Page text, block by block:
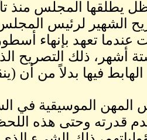
ظل يطلقها المجلس منذ
الشهير لرئيس
عندما تعهد بإنهاء
أشهر، ذلك التصريح
الهابط فيها بدلاً من أن
الموسيقية في
قدرته وحتى هذه